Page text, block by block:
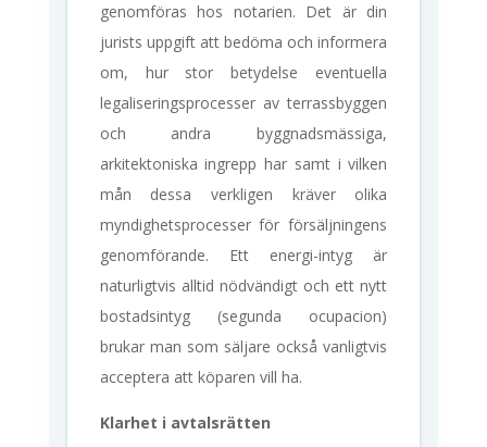
genomföras hos notarien. Det är din
jurists uppgift att bedöma och informera
om, hur stor betydelse eventuella
legaliseringsprocesser av terrassbyggen
och andra byggnadsmässiga,
arkitektoniska ingrepp har samt i vilken
mån dessa verkligen kräver olika
myndighetsprocesser för försäljningens
genomförande. Ett energi-intyg är
naturligtvis alltid nödvändigt och ett nytt
bostadsintyg (segunda ocupacion)
brukar man som säljare också vanligtvis
acceptera att köparen vill ha.
Klarhet i avtalsrätten